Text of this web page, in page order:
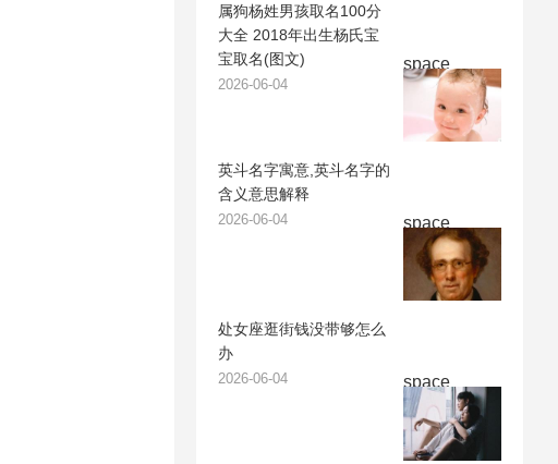
space
属狗杨姓男孩取名100分
大全 2018年出生杨氏宝
宝取名(图文)
2026-06-04
space
英斗名字寓意,英斗名字的
含义意思解释
2026-06-04
space
处女座逛街钱没带够怎么
办
2026-06-04